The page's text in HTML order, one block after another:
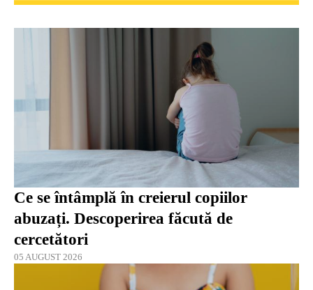
Ce se întâmplă în creierul copiilor
abuzați. Descoperirea făcută de
cercetători
05 AUGUST 2026